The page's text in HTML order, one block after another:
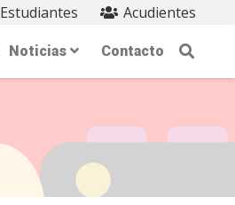
Estudiantes Acudientes
Noticias Contacto